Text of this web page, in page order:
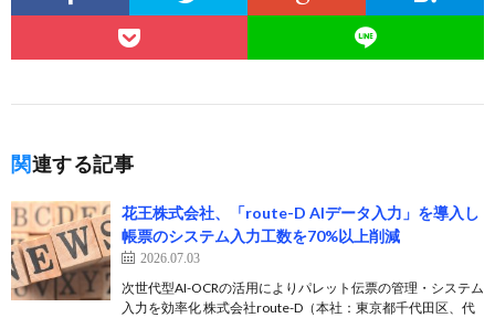
関連する記事
花王株式会社、「route-D AIデータ入力」を導入し
帳票のシステム入力工数を70%以上削減
2026.07.03
次世代型AI-OCRの活用によりパレット伝票の管理・システム
入力を効率化 株式会社route-D（本社：東京都千代田区、代